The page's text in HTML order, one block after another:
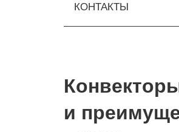
КОНТАКТЫ
и